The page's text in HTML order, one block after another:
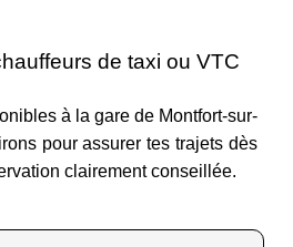
de taxi ou VTC
à la gare de Montfort-sur-
pour assurer tes trajets dès
clairement conseillée.